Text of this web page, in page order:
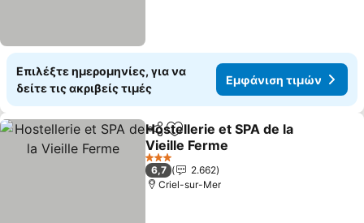
Επιλέξτε ημερομηνίες, για να
δείτε τις ακριβείς τιμές
Εμφάνιση τιμών
Κοινοποίηση
Προσθήκη στα αγαπημένα
Hostellerie et SPA de la
Vieille Ferme
Εμφάνιση τιμών
3 Αστέρια
6,7
2.662
Criel-sur-Mer